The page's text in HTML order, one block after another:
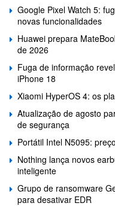
Google Pixel Watch 5:
novas funcionalidades
Huawei prepara
de 2026
Fuga de informação
iPhone 18
Xiaomi HyperOS 4: os
Atualização de agosto
de segurança
Portátil Intel N5095:
Nothing lança novos
inteligente
Grupo de ransomware
para desativar EDR